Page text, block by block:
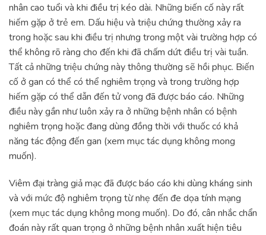
nhân cao tuổi và khi điều trị kéo dài. Những biến cố này rất
hiếm gặp ở trẻ em. Dấu hiệu và triệu chứng thường xảy ra
trong hoặc sau khi điều trị nhưng trong một vài trường hợp có
thể không rõ ràng cho đến khi đã chấm dứt điều trị vài tuần.
Tất cả những triệu chứng này thông thường sẽ hồi phục. Biến
cố ở gan có thể có thể nghiêm trọng và trong trường hợp
hiếm gặp có thể dẫn đến tử vong đã được báo cáo. Những
điều này gần như luôn xảy ra ở những bệnh nhân có bệnh
nghiêm trọng hoặc đang dùng đồng thời với thuốc có khả
năng tác động đến gan (xem mục tác dụng không mong
muốn).
Viêm đại tràng giả mạc đã được báo cáo khi dùng kháng sinh
và với mức độ nghiêm trọng từ nhẹ đến đe dọa tính mạng
(xem mục tác dụng không mong muốn). Do đó, cân nhắc chẩn
đoán này rất quan trọng ở những bệnh nhân xuất hiện tiêu